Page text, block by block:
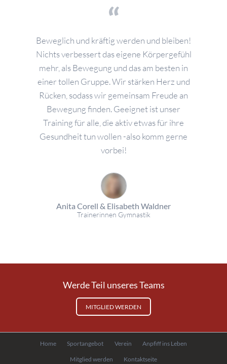
Beweglich und kräftig werden und bleiben!
Nichts verbessert das eigene Körpergefühl
mehr, als Bewegung und das am besten in
einer tollen Gruppe. Wir stärken Herz und
Rücken, sodass wir gemeinsam Freude an
Bewegung finden. Geeignet ist unser
Training für alle, die aktiv etwas für ihre
Gesundheit tun wollen -also komm gerne
vorbei!
Anita Corell & Elisabeth Waldner
Trainerinnen Gymnastik
Werde Teil unseres Teams
MITGLIED WERDEN
Navigation
Home Sportangebot Verein Anpfiff ins Leben
Mitglied werden Kontaktseite